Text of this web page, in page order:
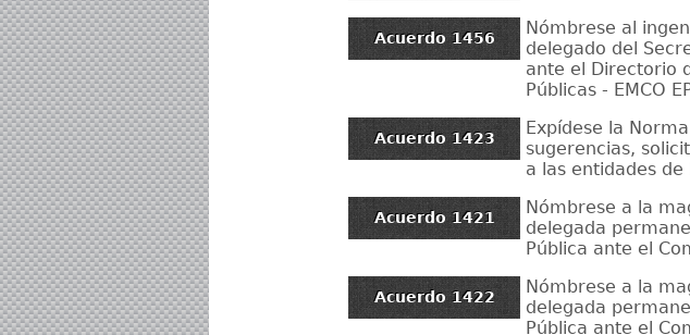
Acuerdo 1456
Nómbrese al
delegado del
ante el Directorio
Públicas - EMCO
Acuerdo 1423
Expídese la
sugerencias,
a las entidades de
Acuerdo 1421
Nómbrese a la
delegada
Pública ante el
Acuerdo 1422
Nómbrese a la
delegada
Pública ante el